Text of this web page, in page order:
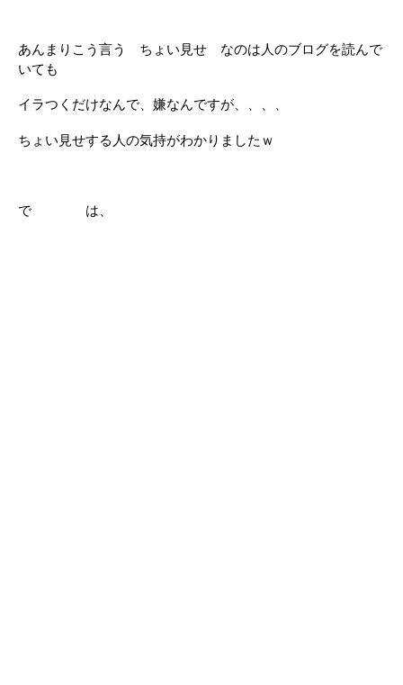
あんまりこう言う ちょい見せ なのは人のブログを読んで
いても
イラつくだけなんで、嫌なんですが、、、、
ちょい見せする人の気持がわかりましたｗ
で は、